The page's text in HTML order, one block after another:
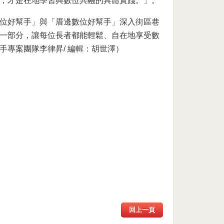
好幫手」與「厝邊數位好幫手」深入街區巷
部分，讓每位長者都能輕鬆、自在地享受數
專案團隊李律昇/ 編輯：胡世澤）
回上一頁